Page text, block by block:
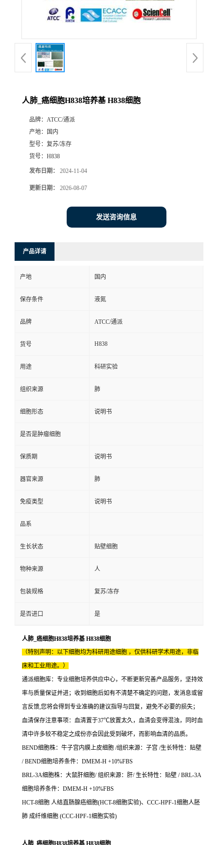
人肺_癌细胞H838培养基 H838细胞
品牌： ATCC/通派
产地：
国内
型号： 复苏/冻存
货号： H838
发布日期： 2024-11-04
更新日期： 2026-08-07
发送咨询信息
产品详请
产地 国内
保存条件 液氮
品牌 ATCC/通派
货号 H838
用途 科研实验
组织来源 肺
细胞形态 说明书
是否是肿瘤细胞
保质期 说明书
器官来源 肺
免疫类型 说明书
品系
生长状态 贴壁细胞
物种来源 人
包装规格 复苏/冻存
是否进口 是
人肺_癌细胞H838培养基 H838细胞
（特别声明：以下细胞均为科研用途细胞 ，仅供科研学术用途，非临
床和工业用途。）
通派细胞库：专业细胞培养供应中心，不断更新完善产品服务，坚持效
率与质量保证并进；收到细胞后如有不清楚不确定的问题，发消息或留
言反馈,您将会得到专业准确的建议指导与回复，避免不必要的损失；
血清保存注意事项：血清置于37℃放置太久，血清会变得混浊，同时血
清中许多较不稳定之成份亦会因此受到破坏，而影响血清的品质。
BEND细胞株：牛子宫内膜上皮细胞 /组织来源：子宫 /生长特性：贴壁
/ BEND细胞培养条件：DMEM-H +10%FBS
BRL-3A细胞株：大鼠肝细胞/ 组织来源：肝/ 生长特性：贴壁 / BRL-3A
细胞培养条件：DMEM-H +10%FBS
HCT-8细胞 人结直肠腺癌细胞(HCT-8细胞实验)、CCC-HPF-1细胞人胚
肺 成纤维细胞 (CCC-HPF-1细胞实验)
人肺_癌细胞H838培养基 H838细胞